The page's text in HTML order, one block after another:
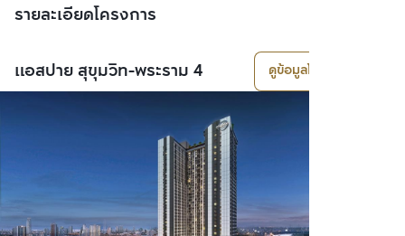
รายละเอียดโครงการ
แอสปาย สุขุมวิท-พระราม 4 ดูข้อมูลโครงการ